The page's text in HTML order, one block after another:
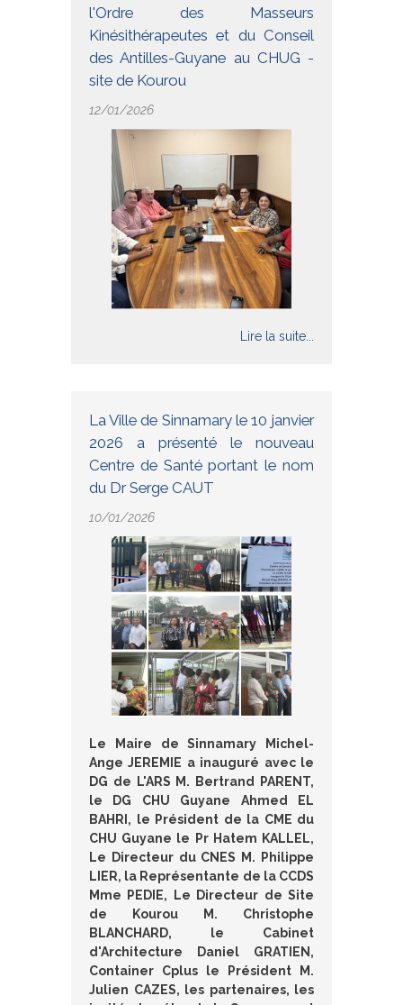
l'Ordre des Masseurs
Kinésithérapeutes et du Conseil
des Antilles-Guyane au CHUG -
site de Kourou
12/01/2026
Lire la suite...
La Ville de Sinnamary le 10 janvier
2026 a présenté le nouveau
Centre de Santé portant le nom
du Dr Serge CAUT
10/01/2026
Le Maire de Sinnamary Michel-
Ange JEREMIE a inauguré avec le
DG de L'ARS M. Bertrand PARENT,
le DG CHU Guyane Ahmed EL
BAHRI, le Président de la CME du
CHU Guyane le Pr Hatem KALLEL,
Le Directeur du CNES M. Philippe
LIER, la Représentante de la CCDS
Mme PEDIE, Le Directeur de Site
de Kourou M. Christophe
BLANCHARD, le Cabinet
d'Architecture Daniel GRATIEN,
Container Cplus le Président M.
Julien CAZES, les partenaires, les